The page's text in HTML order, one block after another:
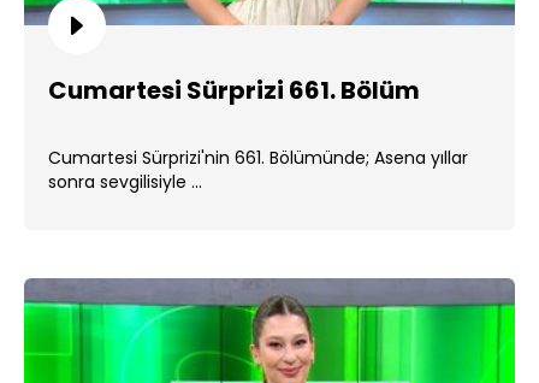
Cumartesi Sürprizi 661. Bölüm
Cumartesi Sürprizi'nin 661. Bölümünde; Asena yıllar
sonra sevgilisiyle ...